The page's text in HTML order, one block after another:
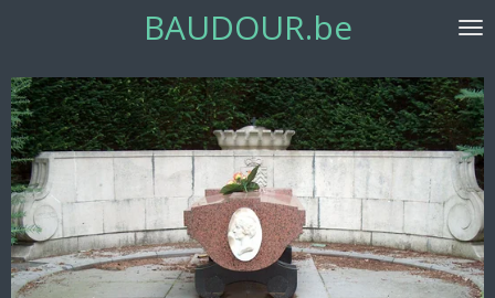
contenu
principal
BAUDOUR.be